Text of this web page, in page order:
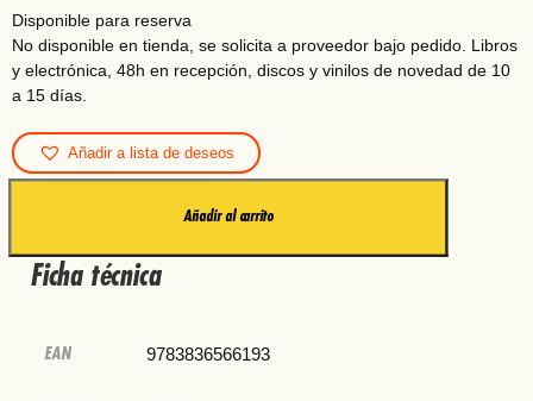
Disponible para reserva
Añadir a lista de deseos
–
AA,VV
Añadir al carrito
Ficha técnica
EAN 9783836566193